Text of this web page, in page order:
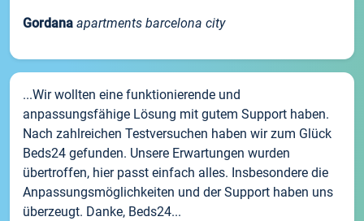
Gordana apartments barcelona city
...Wir wollten eine funktionierende und
anpassungsfähige Lösung mit gutem Support haben.
Nach zahlreichen Testversuchen haben wir zum Glück
Beds24 gefunden. Unsere Erwartungen wurden
übertroffen, hier passt einfach alles. Insbesondere die
Anpassungsmöglichkeiten und der Support haben uns
überzeugt. Danke, Beds24...